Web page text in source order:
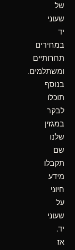
של
שעוני
יד
במחירים
תחרותיים
ומשתלמים.
בנוסף
תוכלו
לבקר
במגזין
שלנו
שם
תקבלו
מידע
חיוני
על
שעוני
יד.
אז